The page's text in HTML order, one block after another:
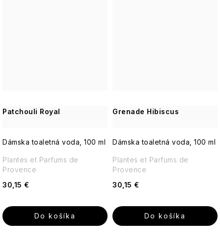
Patchouli Royal
Dámska toaletná voda, 100 ml
30,15 €
Do košíka
Plantes et Parfums de
Provence
Grenade Hibiscus
Dámska toaletná voda, 100 ml
30,15 €
Do košíka
Plantes et Parfums de
Provence